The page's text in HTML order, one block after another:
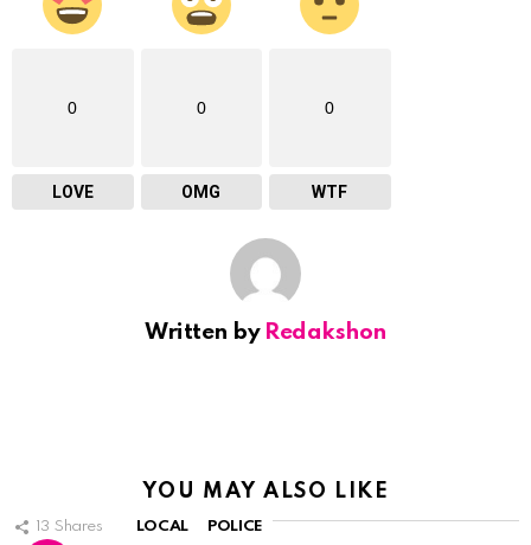
0
LOVE
0
OMG
0
WTF
Written by Redakshon
YOU MAY ALSO LIKE
13 Shares LOCAL POLICE